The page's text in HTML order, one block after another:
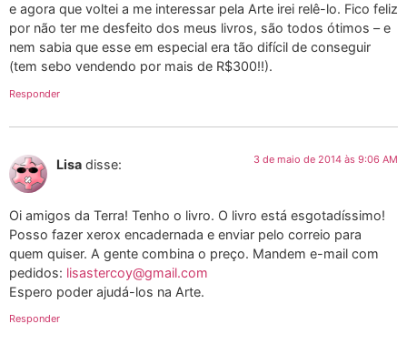
e agora que voltei a me interessar pela Arte irei relê-lo. Fico feliz
por não ter me desfeito dos meus livros, são todos ótimos – e
nem sabia que esse em especial era tão difícil de conseguir
(tem sebo vendendo por mais de R$300!!).
Responder
Lisa disse: 3 de maio de 2014 às 9:06 AM
Oi amigos da Terra! Tenho o livro. O livro está esgotadíssimo!
Posso fazer xerox encadernada e enviar pelo correio para
quem quiser. A gente combina o preço. Mandem e-mail com
pedidos: lisastercoy@gmail.com
Espero poder ajudá-los na Arte.
Responder